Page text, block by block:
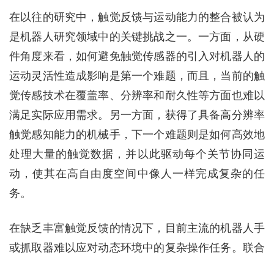
在以往的研究中，触觉反馈与运动能力的整合被认为
是机器人研究领域中的关键挑战之一。一方面，从硬
件角度来看，如何避免触觉传感器的引入对机器人的
运动灵活性造成影响是第一个难题，而且，当前的触
觉传感技术在覆盖率、分辨率和耐久性等方面也难以
满足实际应用需求。另一方面，获得了具备高分辨率
触觉感知能力的机械手，下一个难题则是如何高效地
处理大量的触觉数据，并以此驱动每个关节协同运
动，使其在高自由度空间中像人一样完成复杂的任
务。
在缺乏丰富触觉反馈的情况下，目前主流的机器人手
或抓取器难以应对动态环境中的复杂操作任务。联合